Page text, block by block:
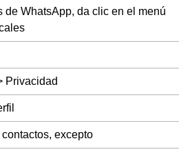
de WhatsApp, da clic en el menú
Privacidad
excepto